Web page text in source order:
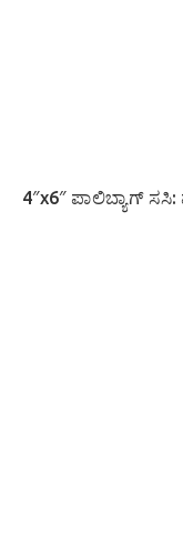
​4″x6″ ಪಾಲಿಬ್ಯಾಗ್